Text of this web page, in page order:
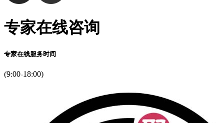
专家在线咨询
专家在线服务时间
(9:00-18:00)